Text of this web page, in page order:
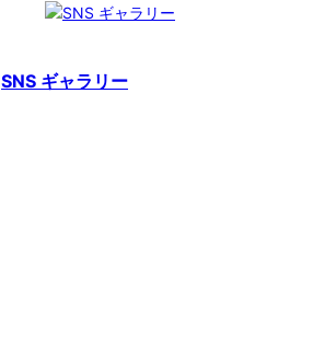
SNS ギャラリー